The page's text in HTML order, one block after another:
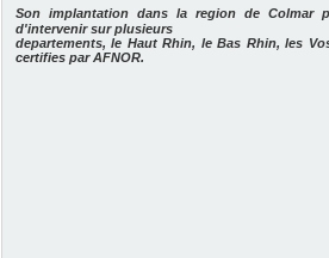
Son implantation dans la region de Colmar
d'intervenir sur plusieurs
departements, le Haut Rhin, le Bas Rhin, les
certifies par AFNOR.